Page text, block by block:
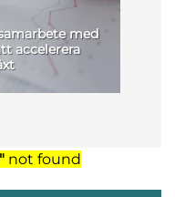
med
accelerera
not found